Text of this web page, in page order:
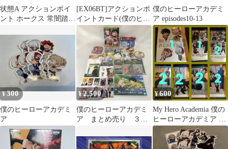
状態A アクションポイ
ント ホークス 常闇踏陰
ユニオンアリーナ 僕の
ヒーローアカデミア ヒ
ロアカ
[EX06BT]アクションポ
イントカード(僕のヒー
ローアカデミア)
【AP】EX06BT/MHA-
2-AP04 ITKTMR33V132
僕のヒーローアカデミ
ア episodes10-13
¥300
僕のヒーローアカデミ
ア
¥2,500
僕のヒーローアカデミ
ア まとめ売り ３０
¥600
My Hero Academia 僕の
ヒーローアカデミア 7
種 12枚